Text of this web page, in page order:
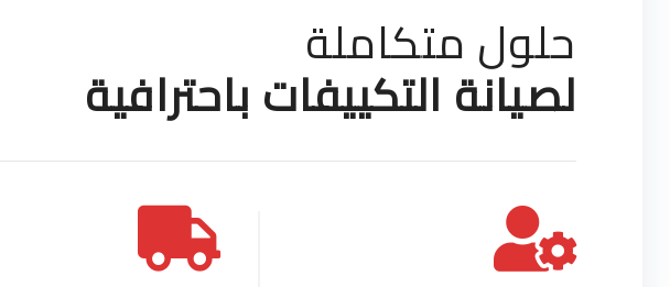
حلول متكاملة
لصيانة التكييفات باحترافية